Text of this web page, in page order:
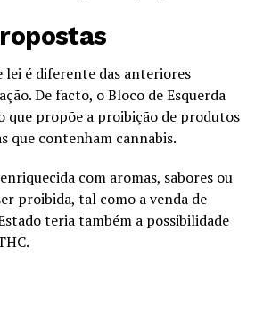
lei é diferente das anteriores
De facto, o Bloco de Esquerda
que propõe a proibição de produtos
que contenham cannabis.
com aromas, sabores ou
proibida, tal como a venda de
teria também a possibilidade